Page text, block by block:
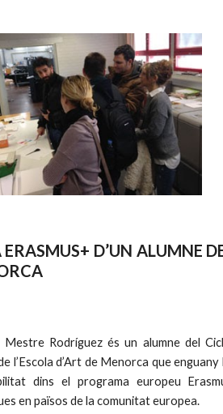
ERASMUS+ D’UN ALUMNE
Mestre Rodríguez és un alumne del
l’Escola d’Art de Menorca que enguany
dins el programa europeu
en països de la comunitat europea.